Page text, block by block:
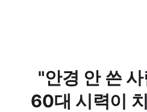
"안경 안 쓴
60대 시력이